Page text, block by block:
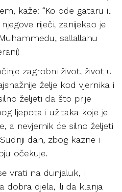
kaže: “Ko ode gataru ili
riječi, zanijekao je
sallallahu
zagrobni život, život u
želje kod vjernika i
željeti da što prije
ljepota i užitaka koje je
a nevjernik će silno željeti
dan, zbog kazne i
očekuje.
vrati na dunjaluk, i
dobra djela, ili da klanja